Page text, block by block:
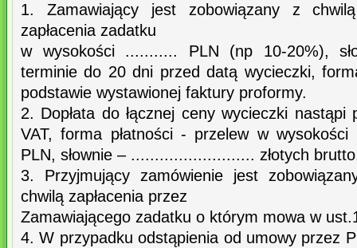
1. Zamawiający jest zobowiązany z
zapłacenia zadatku
w wysokości ........... PLN (np 10-20%),
terminie do 20 dni przed datą wycieczki,
podstawie wystawionej faktury proformy.
2. Dopłata do łącznej ceny wycieczki
VAT, forma płatności - przelew w wysokości
PLN, słownie – .......................... złotych
3. Przyjmujący zamówienie jest
chwilą zapłacenia przez
Zamawiającego zadatku o którym mowa w
4. W przypadku odstąpienia od umowy przez